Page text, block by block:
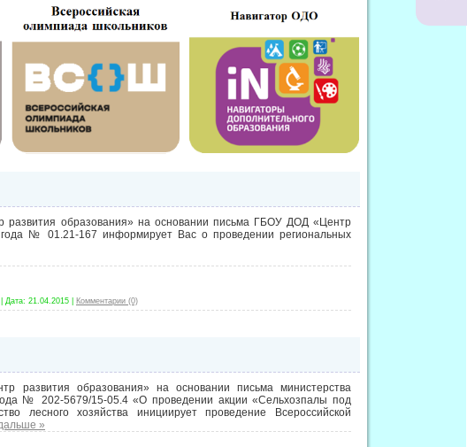
развития образования» на основании письма ГБОУ ДОД «Центр
№ 01.21-167 информирует Вас о проведении региональных
Дата: 21.04.2015 Комментарии (0)
развития образования» на основании письма министерства
№ 202-5679/15-05.4 «О проведении акции «Сельхозпалы под
лесного хозяйства инициирует проведение Всероссийской
»